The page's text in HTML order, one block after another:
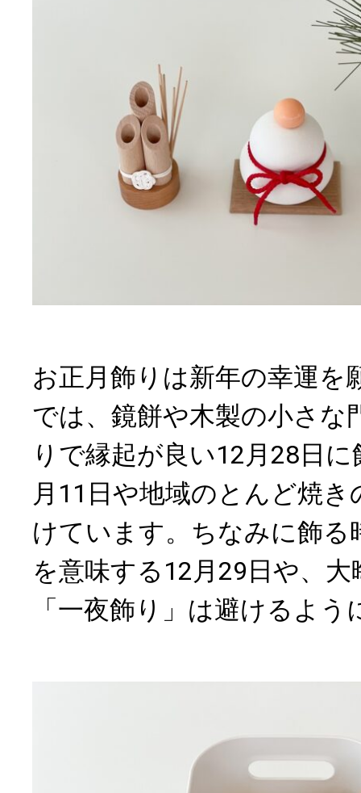
お正月飾りは新年の幸運を
では、鏡餅や木製の小さな
りで縁起が良い12月28日
月11日や地域のとんど焼
けています。ちなみに飾る
を意味する12月29日や、
「一夜飾り」は避けるよ